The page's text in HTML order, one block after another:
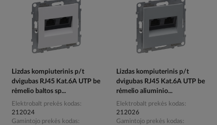
Lizdas kompiuterinis p/t
dvigubas RJ45 Kat.6A UTP be
rėmelio baltos sp...
Elektrobalt prekės kodas
212024
Gamintojo prekės kodas
Lizdas kompiuterinis p/t
dvigubas RJ45 Kat.6A UTP be
rėmelio aliuminio...
Elektrobalt prekės kodas
212026
Gamintojo prekės kodas